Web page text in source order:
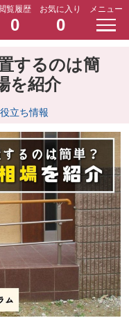
覧履歴
0
お気に入り
0
メニュー
するのは簡
を紹介
立ち情報